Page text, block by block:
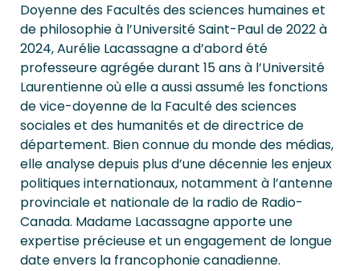
Doyenne des Facultés des sciences humaines et
de philosophie à l’Université Saint-Paul de 2022 à
2024, Aurélie Lacassagne a d’abord été
professeure agrégée durant 15 ans à l’Université
Laurentienne où elle a aussi assumé les fonctions
de vice-doyenne de la Faculté des sciences
sociales et des humanités et de directrice de
département. Bien connue du monde des médias,
elle analyse depuis plus d’une décennie les enjeux
politiques internationaux, notamment à l’antenne
provinciale et nationale de la radio de Radio-
Canada. Madame Lacassagne apporte une
expertise précieuse et un engagement de longue
date envers la francophonie canadienne.